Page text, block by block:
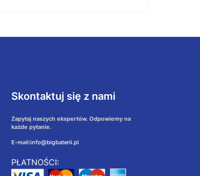
Skontaktuj się z nami
Zapytaj naszych ekspertów. Odpowiemy na
każde pytanie.
E-mail:info@bigbaterii.pl
PŁATNOŚCI: